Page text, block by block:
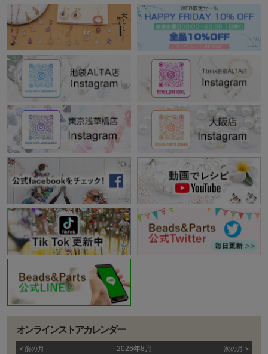
オンラインストアカレンダー
< 前の⽉ 2026年8月 次の⽉ >